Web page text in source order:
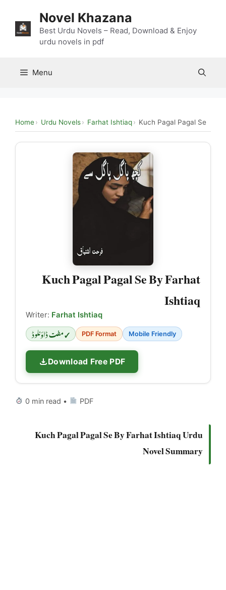
content
Novel Khazana
Best Urdu Novels – Read, Download & Enjoy
urdu novels in pdf
Menu
Home Urdu Novels Farhat Ishtiaq Kuch Pagal Pagal Se
Kuch Pagal Pagal Se By Farhat
Ishtiaq
Writer: Farhat Ishtiaq
✓ مفت ڈاؤنلوڈ PDF Format Mobile Friendly
Download Free PDF
0 min read • PDF
Kuch Pagal Pagal Se By Farhat Ishtiaq Urdu
Novel Summary